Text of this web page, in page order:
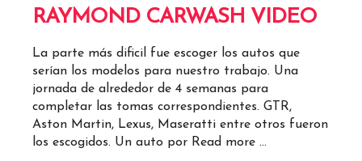
RAYMOND CARWASH VIDEO
La parte más dificil fue escoger los autos que
serían los modelos para nuestro trabajo. Una
jornada de alrededor de 4 semanas para
completar las tomas correspondientes. GTR,
Aston Martin, Lexus, Maseratti entre otros fueron
los escogidos. Un auto por Read more …